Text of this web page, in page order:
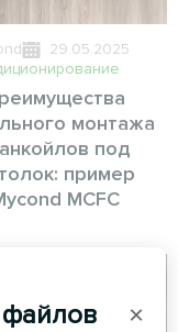
29.05.2025
монтажа
под
пример
MCFC
×